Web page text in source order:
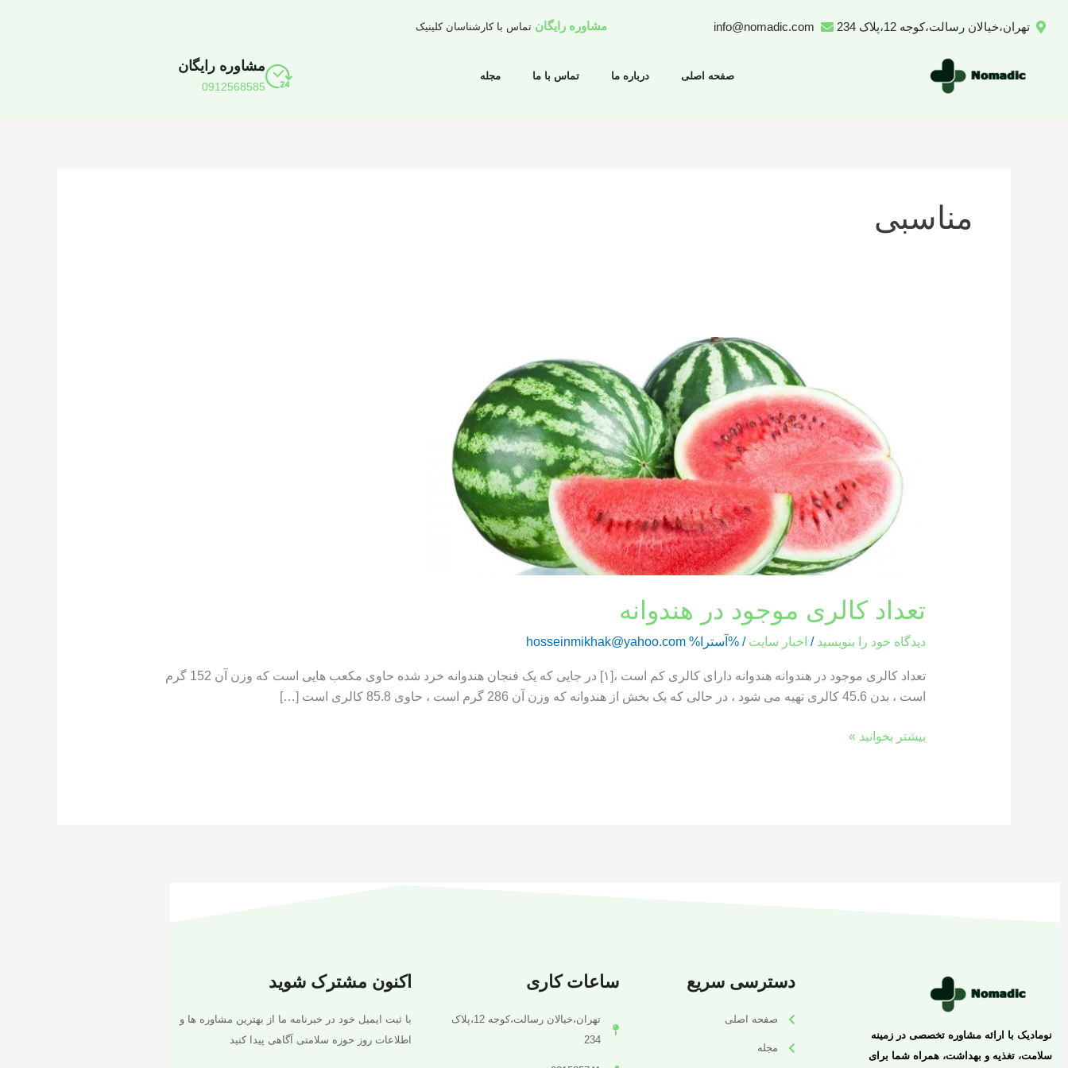
تهران،خیالان رسالت،کوجه 12،پلاک 234 info@nomadic.com مشاوره رایگان تماس با کارشناسان کلینیک
صفحه اصلی درباره ما تماس با ما مجله
مشاوره رایگان
0912568585
مناسبی
تعداد کالری موجود در هندوانه
دیدگاه‌ خود را بنویسید / اخبار سایت / %آسترا% hosseinmikhak@yahoo.com
تعداد کالری موجود در هندوانه هندوانه دارای کالری کم است ،[١] در جایی که یک فنجان هندوانه خرد شده حاوی مکعب هایی است که وزن آن 152 گرم
است ، بدن 45.6 کالری تهیه می شود ، در حالی که یک بخش از هندوانه که وزن آن 286 گرم است ، حاوی 85.8 کالری است […]
بیشتر بخوانید »
نومادیک با ارائه مشاوره تخصصی در زمینه
سلامت، تغذیه و بهداشت، همراه شما برای
دسترسی سریع
صفحه اصلی
مجله
ساعات کاری
تهران،خیالان رسالت،کوجه 12،پلاک
234
اکنون مشترک شوید
با ثبت ایمیل خود در خبرنامه ما از بهترین مشاوره ها و
اطلاعات روز حوزه سلامتی آگاهی پیدا کنید